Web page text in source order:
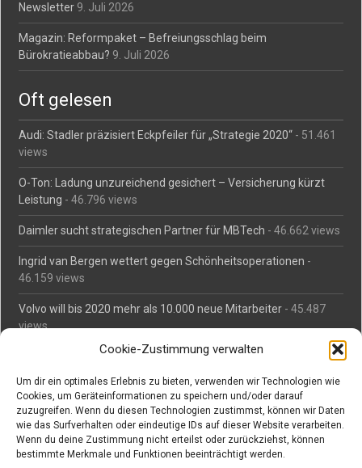
Cookie-Zustimmung verwalten
Um dir ein optimales Erlebnis zu bieten, verwenden wir Technologien wie
Cookies, um Geräteinformationen zu speichern und/oder darauf
zuzugreifen. Wenn du diesen Technologien zustimmst, können wir Daten
wie das Surfverhalten oder eindeutige IDs auf dieser Website verarbeiten.
Wenn du deine Zustimmung nicht erteilst oder zurückziehst, können
bestimmte Merkmale und Funktionen beeinträchtigt werden.
Newsletter 9. Juli 2026
Magazin: Reformpaket – Befreiungsschlag beim
Bürokratieabbau? 9. Juli 2026
Oft gelesen
Audi: Stadler präzisiert Eckpfeiler für „Strategie 2020“ - 51.461
views
O-Ton: Ladung unzureichend gesichert – Versicherung kürzt
Leistung - 46.796 views
Daimler sucht strategischen Partner für MBTech - 46.662 views
Ingrid van Bergen wettert gegen Schönheitsoperationen -
46.159 views
Volvo will bis 2020 mehr als 10.000 neue Mitarbeiter - 45.487
views
Mäßiges Interesse an Daimlers MBtech- 44.713 views
O-Ton: Wer muss Schaden für abgedriftete Silvesterraketen
zahlen? - 42.372 views
Kollegengespräch: Urteile zum Grillen- 42.063 views